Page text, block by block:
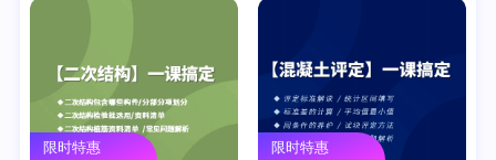
限时特惠 限时特惠